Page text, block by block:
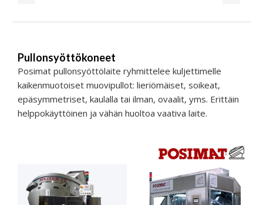
Pullonsyöttökoneet
Posimat pullonsyöttölaite ryhmittelee kuljettimelle
kaikenmuotoiset muovipullot: lieriömäiset, soikeat,
epäsymmetriset, kaulalla tai ilman, ovaalit, yms. Erittäin
helppokäyttöinen ja vähän huoltoa vaativa laite.